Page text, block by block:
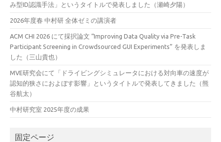
み型ID認識手法」というタイトルで発表しました（瀬崎夕陽）
2026年度春 中村研 全体ゼミの講演者
ACM CHI 2026 にて採択論文 “Improving Data Quality via Pre-Task
Participant Screening in Crowdsourced GUI Experiments” を発表しま
した（三山貴也）
MVE研究会にて「ドライビングシミュレータにおける対向車の速度が
認知的狭さにおよぼす影響」というタイトルで発表してきました（熊
谷航太）
中村研究室 2025年度の成果
固定ページ